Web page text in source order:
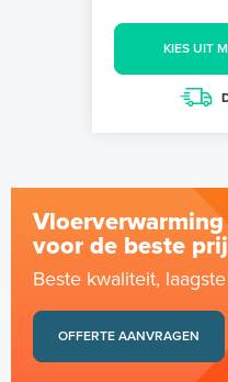
KIES UIT
Vloerverwarming
voor de beste
Beste kwaliteit,
OFFERTE AANVRAGEN